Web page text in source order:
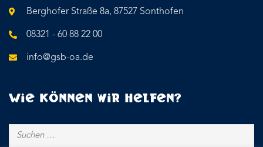
Berghofer Straße 8a, 87527 Sonthofen
08321 - 60 88 22 00
info@gsb-oa.de
Wie können wir helfen?